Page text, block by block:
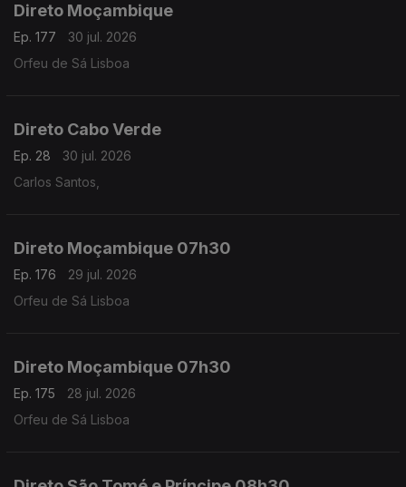
Direto Moçambique
Ep. 177
30 jul. 2026
Orfeu de Sá Lisboa
Direto Cabo Verde
Ep. 28
30 jul. 2026
Carlos Santos,
Direto Moçambique 07h30
Ep. 176
29 jul. 2026
Orfeu de Sá Lisboa
Direto Moçambique 07h30
Ep. 175
28 jul. 2026
Orfeu de Sá Lisboa